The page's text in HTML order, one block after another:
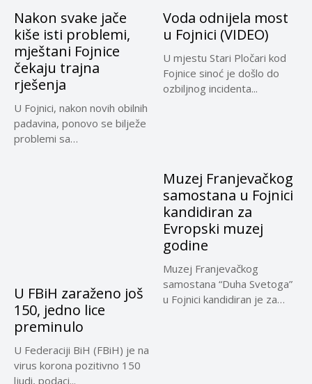
Nakon svake jače
kiše isti problemi,
mještani Fojnice
čekaju trajna
rješenja
U Fojnici, nakon novih obilnih
padavina, ponovo se bilježe
problemi sa
Voda odnijela most
u Fojnici (VIDEO)
U mjestu Stari Pločari kod
Fojnice sinoć je došlo do
ozbiljnog incidenta...
U FBiH zaraženo još
150, jedno lice
preminulo
U Federaciji BiH (FBiH) je na
virus korona pozitivno 150
ljudi, podaci...
Muzej Franjevačkog
samostana u Fojnici
kandidiran za
Evropski muzej
godine
Muzej Franjevačkog
samostana “Duha Svetoga”
u Fojnici kandidiran je za